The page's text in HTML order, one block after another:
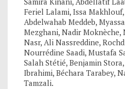
Feriel Lalami, Issa
Abdelwahab Meddeb,
Mezghani, Nadir Moknèche,
Nasr, Ali Nassreddine,
Nourrédine Saadi, Mustafa
Salah Stétié, Benjamin
Ibrahimi, Béchara Tarabey,
Tamzali.